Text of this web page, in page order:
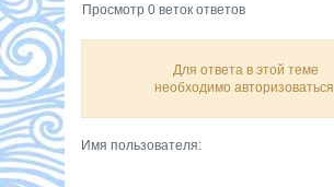
Просмотр 0 веток ответов
Для ответа в этой теме
необходимо авторизоваться.
Имя пользователя: